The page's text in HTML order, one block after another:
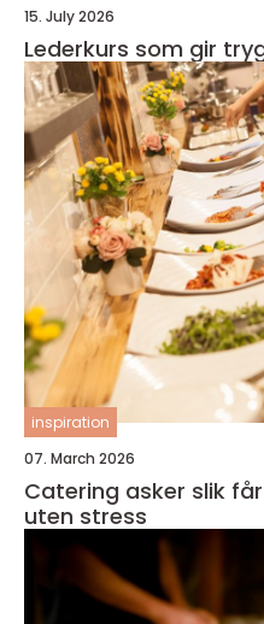
15. July 2026
Lederkurs som gir
inspiration
07. March 2026
Catering asker slik får du et vellykket selskap
uten stress